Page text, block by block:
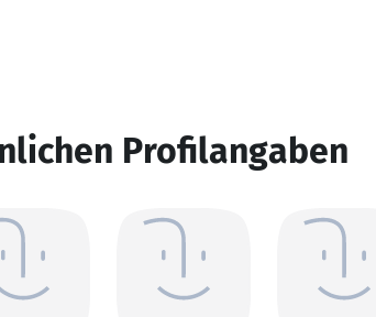
Profilangaben